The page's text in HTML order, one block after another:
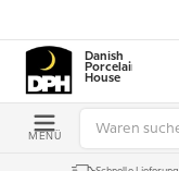
Danish
Porcelain
House
MENÜ